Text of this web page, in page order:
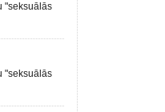
"seksuālās
"seksuālās